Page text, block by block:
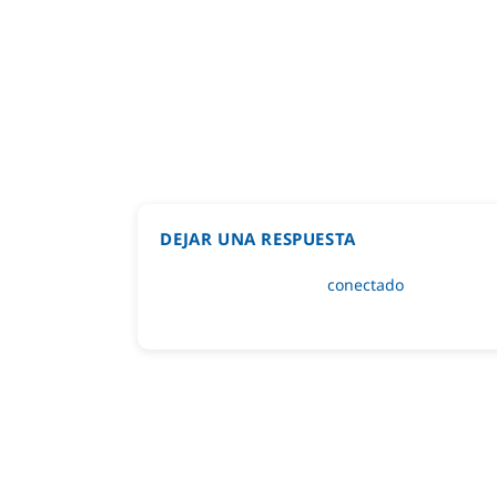
DEJAR UNA RESPUESTA
Lo siento, debes estarconectado